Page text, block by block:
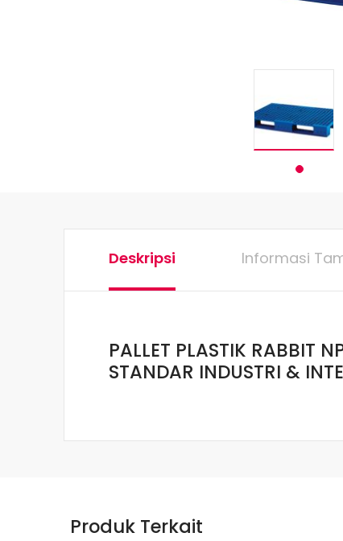
Deskripsi Informasi
PALLET PLASTIK RABBIT
STANDAR INDUSTRI &
Produk Terkait